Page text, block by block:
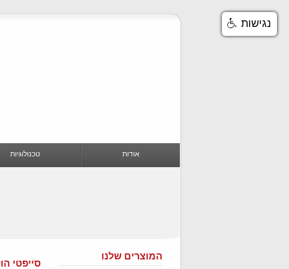
אודות טכנולוגיות
המוצרים שלנו
סייפטי
נגישות